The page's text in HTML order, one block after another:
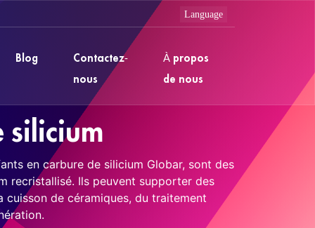
Blog
Contactez-
nous
À propos
de nous
silicium
en carbure de silicium Globar, sont des
recristallisé. Ils peuvent supporter des
de céramiques, du traitement